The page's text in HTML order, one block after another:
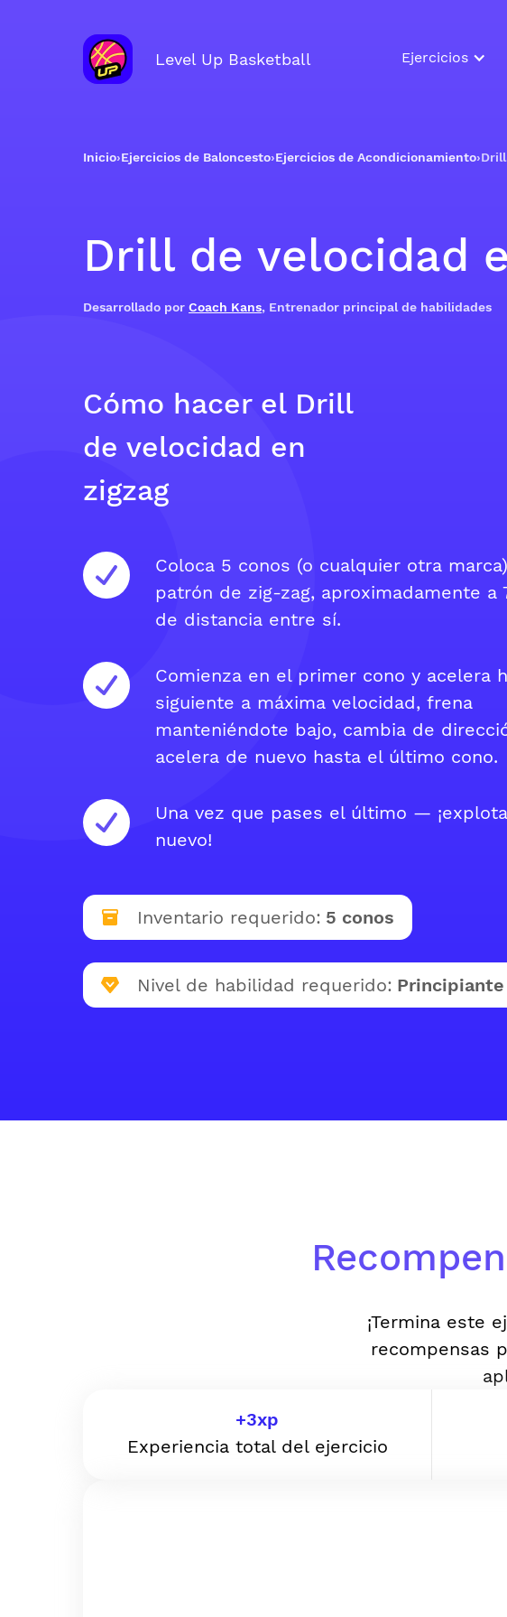
Level Up Basketball Ejercicios
Inicio›Ejercicios de Baloncesto›Ejercicios de Acondicionamiento›
Drill de velocidad
Desarrollado por Coach Kans, Entrenador principal de habilidades
Cómo hacer el Drill
de velocidad en
zigzag
Coloca 5 conos (o cualquier otra
patrón de zig-zag, aproximadamente a
de distancia entre sí.
Comienza en el primer cono y acelera
siguiente a máxima velocidad, frena
manteniéndote bajo, cambia de
acelera de nuevo hasta el último cono.
Una vez que pases el último —
nuevo!
Inventario requerido: 5 conos
Nivel de habilidad requerido: Principiante
¡Termina este
recompensas
+3xp
Experiencia total del ejercicio